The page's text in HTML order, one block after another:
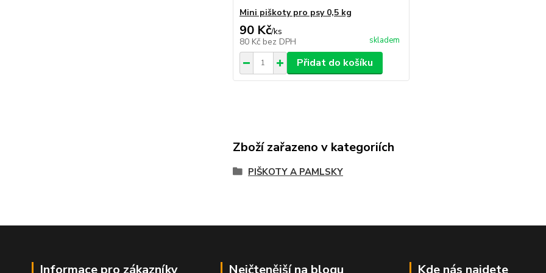
Mini piškoty pro psy 0,5 kg
90 Kč/ks
80 Kč bez DPH skladem
Přidat do košíku
Zboží zařazeno v kategoriích
PIŠKOTY A PAMLSKY
Informace pro zákazníky Nejčtenější na blogu Kde nás najdete